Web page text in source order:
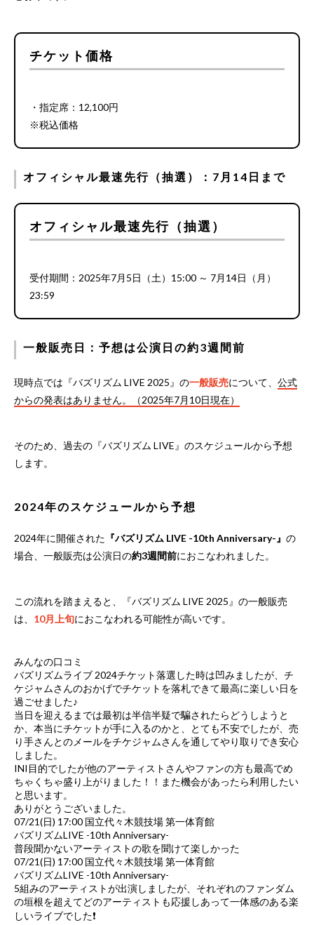
チケット価格
・指定席：12,100円
※税込価格
オフィシャル最速先行（抽選）：7月14日まで
オフィシャル最速先行（抽選）
受付期間：2025年7月5日（土）15:00 ～ 7月14日（月）
23:59
一般販売日：予想は公演日の約3週間前
現時点では『バズリズム LIVE 2025』の一般販売について、 公式
からの発表はありません。（2025年7月10日現在）
そのため、過去の『バズリズム LIVE』のスケジュールから予想
します。
2024年のスケジュールから予想
2024年に開催された 『バズリズム LIVE -10th Anniversary-』 の
場合、一般販売は公演日の約3週間前におこなわれました。
この流れを踏まえると、『バズリズム LIVE 2025』の一般販売
は、 10月上旬におこなわれる可能性が高いです。
みんなの口コミ
バズリズムライブ 2024チケット落選した時は凹みましたが、チ
ケジャムさんのおかげでチケットを落札できて最高に楽しい日を
過ごせました♪
当日を迎えるまでは最初は半信半疑で騙されたらどうしようと
か、本当にチケットが手に入るのかと、とても不安でしたが、売
り手さんとのメールをチケジャムさんを通してやり取りでき安心
しました。
INI目的でしたが他のアーティストさんやファンの方も最高でめ
ちゃくちゃ盛り上がりました！！また機会があったら利用したい
と思います。
ありがとうございました。
07/21(日) 17:00 国立代々木競技場 第一体育館
バズリズムLIVE -10th Anniversary-
普段聞かないアーティストの歌を聞けて楽しかった
07/21(日) 17:00 国立代々木競技場 第一体育館
バズリズムLIVE -10th Anniversary-
5組みのアーティストが出演しましたが、それぞれのファンダム
の垣根を超えてどのアーティストも応援しあって一体感のある楽
しいライブでした❗️